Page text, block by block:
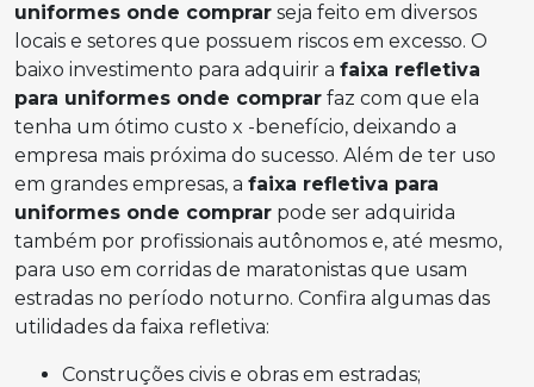
uniformes onde comprar seja feito em diversos
locais e setores que possuem riscos em excesso. O
baixo investimento para adquirir a faixa refletiva
para uniformes onde comprar faz com que ela
tenha um ótimo custo x -benefício, deixando a
empresa mais próxima do sucesso. Além de ter uso
em grandes empresas, a faixa refletiva para
uniformes onde comprar pode ser adquirida
também por profissionais autônomos e, até mesmo,
para uso em corridas de maratonistas que usam
estradas no período noturno. Confira algumas das
utilidades da faixa refletiva:
Construções civis e obras em estradas;